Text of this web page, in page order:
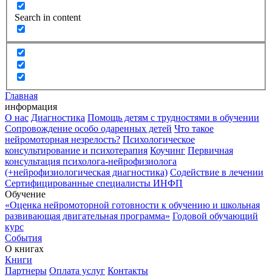
Search in content
Главная
информация
О нас Диагностика Помощь детям с трудностями в обучении
Сопровождение особо одаренных детей Что такое
нейромоторная незрелость? Психологическое
консультирование и психотерапия Коучинг Первичная
консультация психолога-нейрофизиолога
(+нейрофизиологическая диагностика) Содействие в лечении
Сертифицированные специалисты ИНФП
Обучение
«Оценка нейромоторной готовности к обучению и школьная
развивающая двигательная программа» Годовой обучающий
курс
События
О книгах
Книги
Партнеры Оплата услуг Контакты